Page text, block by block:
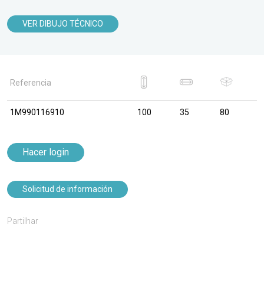
VER DIBUJO TÉCNICO
Referencia
1M990116910 100 35 80
Hacer login
Solicitud de información
Partilhar